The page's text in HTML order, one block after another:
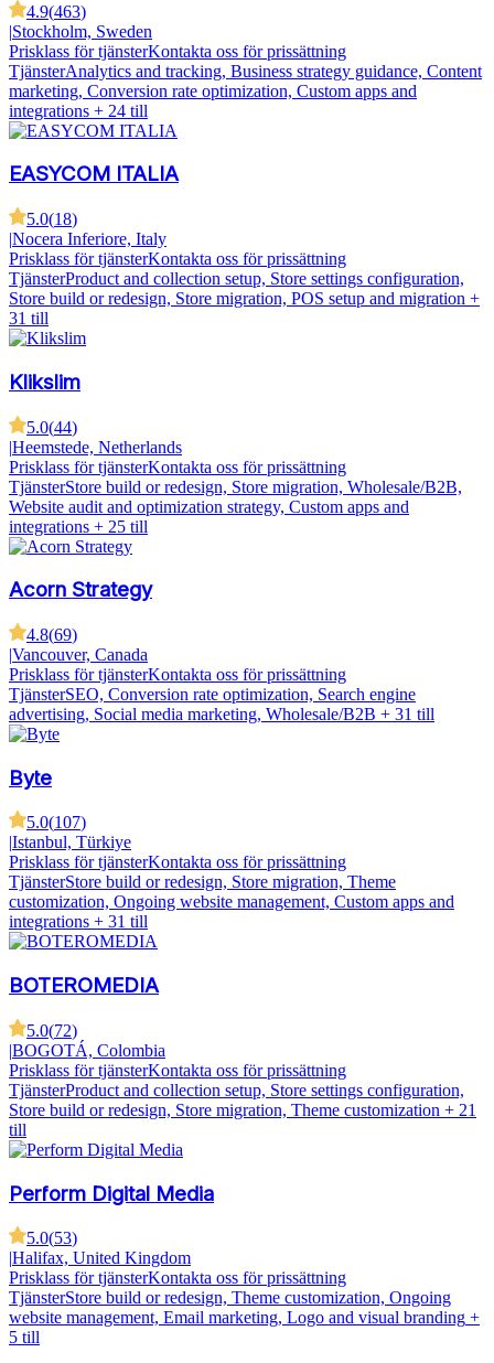
4.9(463)
|Stockholm, Sweden
Prisklass för tjänsterKontakta oss för prissättning
TjänsterAnalytics and tracking, Business strategy guidance, Content
marketing, Conversion rate optimization, Custom apps and
integrations + 24 till
EASYCOM ITALIA
5.0(18)
|Nocera Inferiore, Italy
Prisklass för tjänsterKontakta oss för prissättning
TjänsterProduct and collection setup, Store settings configuration,
Store build or redesign, Store migration, POS setup and migration +
31 till
Klikslim
5.0(44)
|Heemstede, Netherlands
Prisklass för tjänsterKontakta oss för prissättning
TjänsterStore build or redesign, Store migration, Wholesale/B2B,
Website audit and optimization strategy, Custom apps and
integrations + 25 till
Acorn Strategy
4.8(69)
|Vancouver, Canada
Prisklass för tjänsterKontakta oss för prissättning
TjänsterSEO, Conversion rate optimization, Search engine
advertising, Social media marketing, Wholesale/B2B + 31 till
Byte
5.0(107)
|Istanbul, Türkiye
Prisklass för tjänsterKontakta oss för prissättning
TjänsterStore build or redesign, Store migration, Theme
customization, Ongoing website management, Custom apps and
integrations + 31 till
BOTEROMEDIA
5.0(72)
|BOGOTÁ, Colombia
Prisklass för tjänsterKontakta oss för prissättning
TjänsterProduct and collection setup, Store settings configuration,
Store build or redesign, Store migration, Theme customization + 21
till
Perform Digital Media
5.0(53)
|Halifax, United Kingdom
Prisklass för tjänsterKontakta oss för prissättning
TjänsterStore build or redesign, Theme customization, Ongoing
website management, Email marketing, Logo and visual branding +
5 till